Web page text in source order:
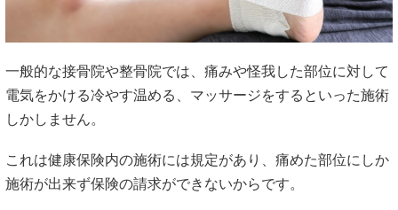
一般的な接骨院や整骨院では、痛みや怪我した部位に対して
電気をかける冷やす温める、マッサージをするといった施術
しかしません。
これは健康保険内の施術には規定があり、痛めた部位にしか
施術が出来ず保険の請求ができないからです。